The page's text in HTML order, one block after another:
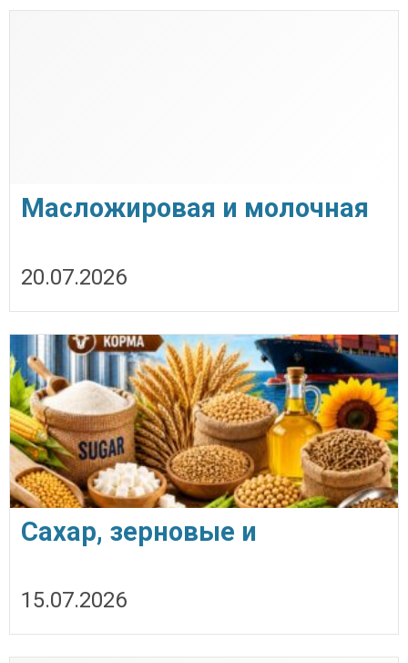
Масложировая и молочная
экспортные поставки
20.07.2026
Сахар, зерновые и
культуры, корма
15.07.2026